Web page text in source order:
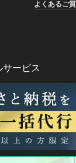
よくあるご
ービス